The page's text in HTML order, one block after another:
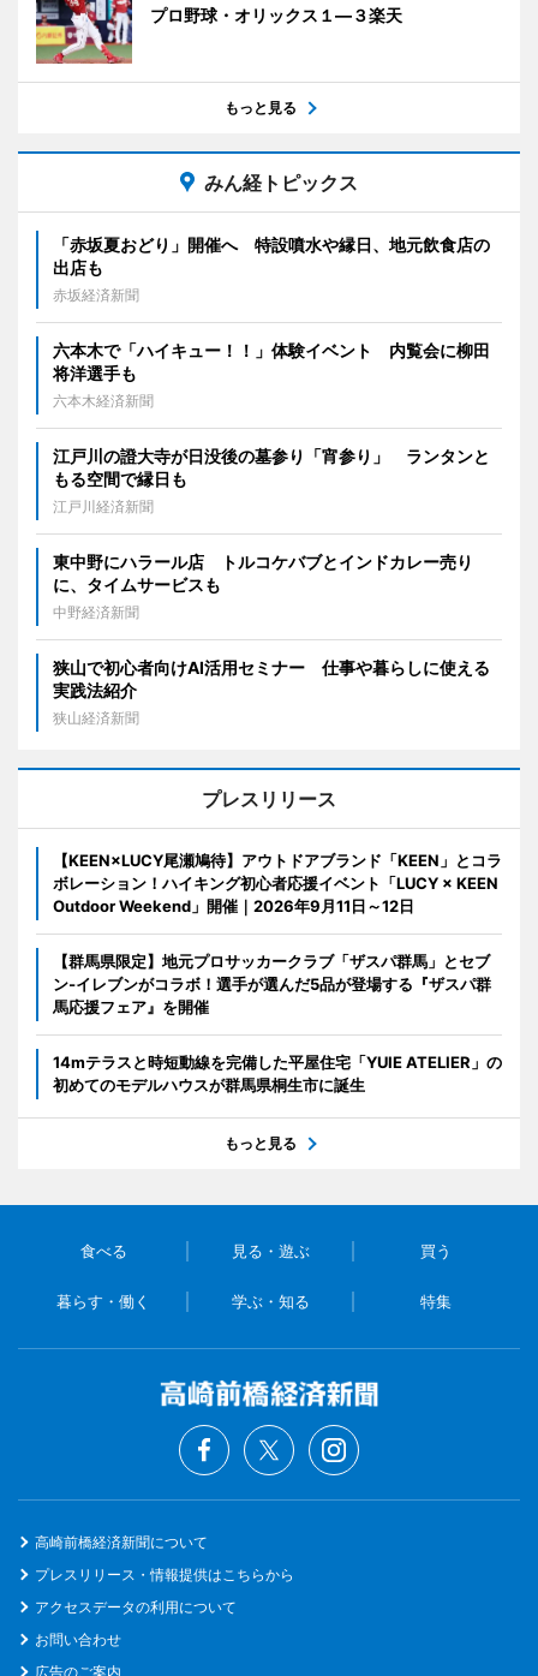
プロ野球・オリックス１―３楽天
もっと見る
みん経トピックス
「赤坂夏おどり」開催へ 特設噴水や縁日、地元飲食店の
出店も
赤坂経済新聞
六本木で「ハイキュー！！」体験イベント 内覧会に柳田
将洋選手も
六本木経済新聞
江戸川の證大寺が日没後の墓参り「宵参り」 ランタンと
もる空間で縁日も
江戸川経済新聞
東中野にハラール店 トルコケバブとインドカレー売り
に、タイムサービスも
中野経済新聞
狭山で初心者向けAI活用セミナー 仕事や暮らしに使える
実践法紹介
狭山経済新聞
プレスリリース
【KEEN×LUCY尾瀬鳩待】アウトドアブランド「KEEN」とコラ
ボレーション！ハイキング初心者応援イベント「LUCY × KEEN
Outdoor Weekend」開催｜2026年9月11日～12日
【群馬県限定】地元プロサッカークラブ「ザスパ群馬」とセブ
ン‐イレブンがコラボ！選手が選んだ5品が登場する『ザスパ群
馬応援フェア』を開催
14mテラスと時短動線を完備した平屋住宅「YUIE ATELIER」の
初めてのモデルハウスが群馬県桐生市に誕生
もっと見る
食べる 見る・遊ぶ 買う
暮らす・働く 学ぶ・知る 特集
高崎前橋経済新聞について
プレスリリース・情報提供はこちらから
アクセスデータの利用について
お問い合わせ
広告のご案内